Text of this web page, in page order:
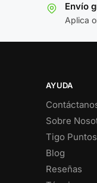
Envío
Aplica
AYUDA
Sobre
Tigo Puntos
Blog
Reseñas